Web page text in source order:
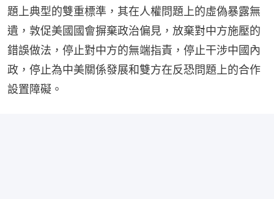
題上典型的雙重標準，其在人權問題上的虛偽暴露無
遺，敦促美國國會摒棄政治偏見，放棄對中方施壓的
錯誤做法，停止對中方的無端指責，停止干涉中國內
政，停止為中美關係發展和雙方在反恐問題上的合作
設置障礙。